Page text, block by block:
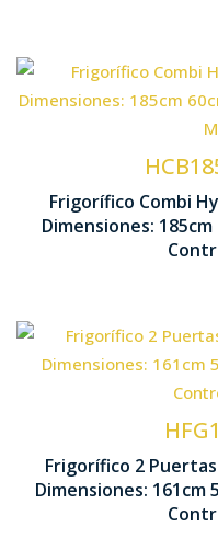
Frigorífico Combi
Dimensiones:
Tecnología
Control
Iluminación
Frigorífico 2 Puertas
Dimensiones: 161cm
Tecnología
Control
Iluminación